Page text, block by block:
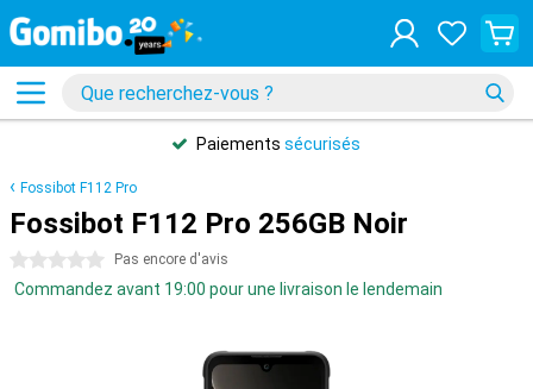
Paiements sécurisés
Fossibot F112 Pro
Fossibot F112 Pro 256GB Noir
0 étoiles Pas encore d'avis
Commandez avant 19:00 pour une livraison le lendemain